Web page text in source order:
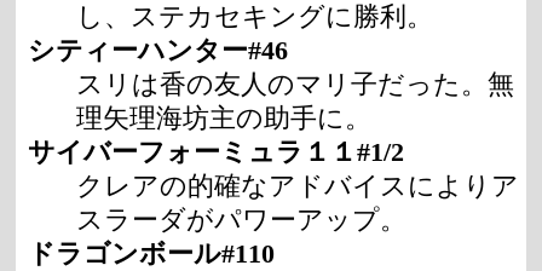
し、ステカセキングに勝利。
シティーハンター#46
スリは香の友人のマリ子だった。無
理矢理海坊主の助手に。
サイバーフォーミュラ１１#1/2
クレアの的確なアドバイスによりア
スラーダがパワーアップ。
ドラゴンボール#110